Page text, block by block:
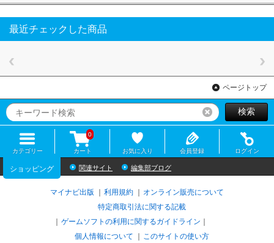
最近チェックした商品
ページトップ
リセット検索
カテゴリー カート
0
お気に入り 会員登録 ログイン
ショッピング 関連サイト 編集部ブログ
マイナビ出版 利用規約
オンライン販売について
特定商取引法に関する記載
ゲームソフトの利用に関するガイドライン
個人情報について
このサイトの使い方